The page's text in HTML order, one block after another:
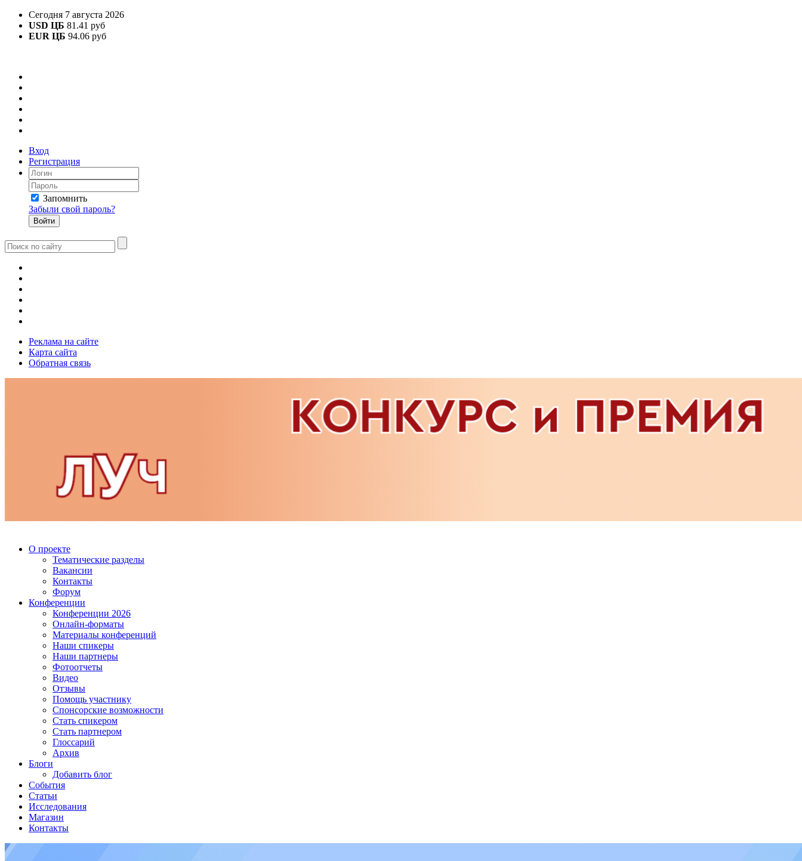
Сегодня 7 августа 2026
USD ЦБ 81.41 руб
EUR ЦБ 94.06 руб
Вход
Регистрация
Запомнить
Забыли свой пароль?
Реклама на сайте
Карта сайта
Обратная связь
О проекте
Тематические разделы
Вакансии
Контакты
Форум
Конференции
Конференции 2026
Онлайн-форматы
Материалы конференций
Наши спикеры
Наши партнеры
Фотоотчеты
Видео
Отзывы
Помощь участнику
Спонсорские возможности
Стать спикером
Стать партнером
Глоссарий
Архив
Блоги
Добавить блог
События
Статьи
Исследования
Магазин
Контакты